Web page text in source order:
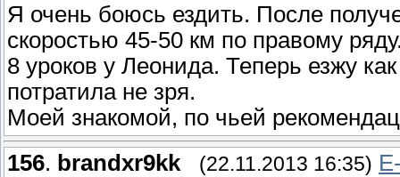
Я очень боюсь ездить. После
скоростью 45-50 км по правому
8 уроков у Леонида. Теперь езжу
потратила не зря.
Моей знакомой, по чьей
156. brandxr9kk (22.11.2013 16:35)